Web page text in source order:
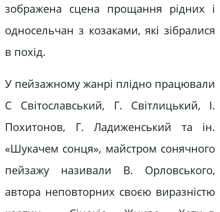
зображена сцена прощання рідних і
односельчан з козаками, які зібралися
в похід.
У пейзажному жанрі плідно працювали
С Світославський, Г. Світлицький, І.
Похитонов, Г. Ладиженський та ін.
«Шукачем сонця», майстром сонячного
пейзажу називали В. Орловського,
автора неповторних своєю виразністю